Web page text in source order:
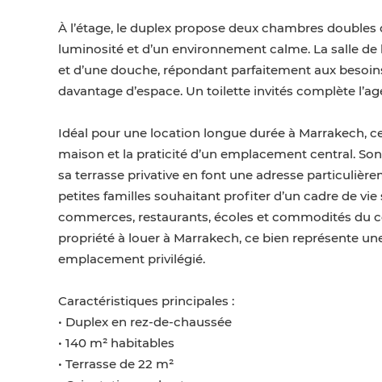
À l’étage, le duplex propose deux chambres
luminosité et d’un environnement calme. La salle
et d’une douche, répondant parfaitement aux
davantage d’espace. Un toilette invités complète
Idéal pour une location longue durée à Marrakech,
maison et la praticité d’un emplacement central.
sa terrasse privative en font une adresse
petites familles souhaitant profiter d’un cadre de
commerces, restaurants, écoles et commodités du
propriété à louer à Marrakech, ce bien représente
emplacement privilégié.
Caractéristiques principales :
• Duplex en rez-de-chaussée
• 140 m² habitables
• Terrasse de 22 m²